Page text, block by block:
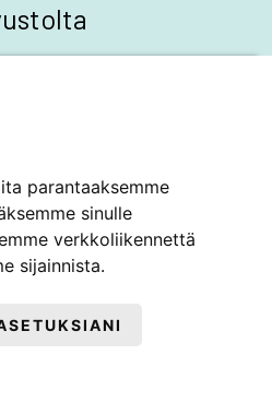
parantaaksemme
sinulle
verkkoliikennettä
sijainnista.
SEARCH BUTTON